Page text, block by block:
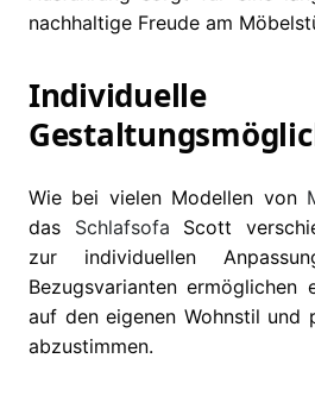
nachhaltige Freude am
Individuelle
Wie bei vielen Modellen von
das Schlafsofa Scott
zur individuellen
Bezugsvarianten ermöglichen
auf den eigenen Wohnstil und
abzustimmen.